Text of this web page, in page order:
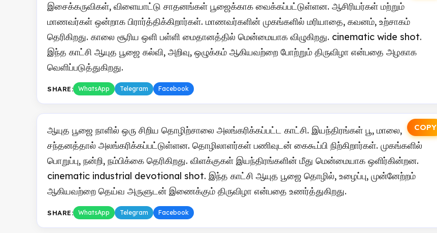
இசைக்கருவிகள், விளையாட்டு சாதனங்கள் பூஜைக்காக வைக்கப்பட்டுள்ளன. ஆசிரியர்கள் மற்றும்
மாணவர்கள் ஒன்றாக பிரார்த்திக்கிறார்கள். மாணவர்களின் முகங்களில் மரியாதை, கவனம், உற்சாகம்
தெரிகிறது. காலை சூரிய ஒளி பள்ளி மைதானத்தில் மென்மையாக விழுகிறது. cinematic wide shot.
இந்த காட்சி ஆயுத பூஜை கல்வி, அறிவு, ஒழுக்கம் ஆகியவற்றை போற்றும் திருவிழா என்பதை அழகாக
வெளிப்படுத்துகிறது.
SHARE: WhatsApp Telegram Facebook
COPY
ஆயுத பூஜை நாளில் ஒரு சிறிய தொழிற்சாலை அலங்கரிக்கப்பட்ட காட்சி. இயந்திரங்கள் பூ, மாலை,
சந்தனத்தால் அலங்கரிக்கப்பட்டுள்ளன. தொழிலாளர்கள் பணிவுடன் கைகூப்பி நிற்கிறார்கள். முகங்களில்
பொறுப்பு, நன்றி, நம்பிக்கை தெரிகிறது. விளக்குகள் இயந்திரங்களின் மீது மென்மையாக ஒளிர்கின்றன.
cinematic industrial devotional shot. இந்த காட்சி ஆயுத பூஜை தொழில், உழைப்பு, முன்னேற்றம்
ஆகியவற்றை தெய்வ அருளுடன் இணைக்கும் திருவிழா என்பதை உணர்த்துகிறது.
SHARE: WhatsApp Telegram Facebook